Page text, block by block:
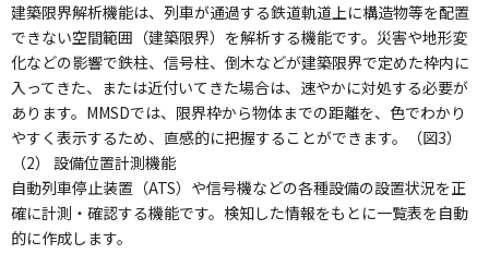
建築限界解析機能は、列車が通過する鉄道軌道上に構造物等を配置
できない空間範囲（建築限界）を解析する機能です。災害や地形変
化などの影響で鉄柱、信号柱、倒木などが建築限界で定めた枠内に
入ってきた、または近付いてきた場合は、速やかに対処する必要が
あります。MMSDでは、限界枠から物体までの距離を、色でわかり
やすく表示するため、直感的に把握することができます。（図3）
（2） 設備位置計測機能
自動列車停止装置（ATS）や信号機などの各種設備の設置状況を正
確に計測・確認する機能です。検知した情報をもとに一覧表を自動
的に作成します。